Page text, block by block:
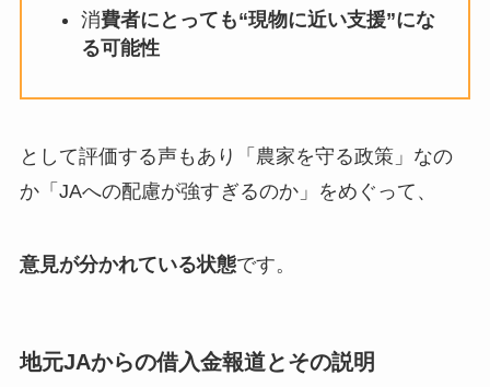
消費者にとっても“現物に近い支援”にな
る可能性
として評価する声もあり「農家を守る政策」なの
か「JAへの配慮が強すぎるのか」をめぐって、
意見が分かれている状態です。
地元JAからの借入金報道とその説明